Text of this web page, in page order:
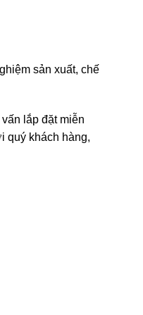
sản xuất, chế
lắp đặt miễn
quý khách hàng,